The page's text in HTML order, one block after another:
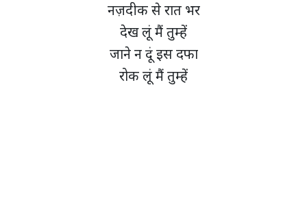
नज़दीक से रात भर
देख लूं मैं तुम्हें
जाने न दूं इस दफा
रोक लूं मैं तुम्हें